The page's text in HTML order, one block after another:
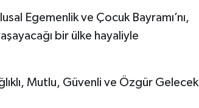
Egemenlik ve Çocuk Bayramı’nı,
bir ülke hayaliyle
Mutlu, Güvenli ve Özgür Gelecek